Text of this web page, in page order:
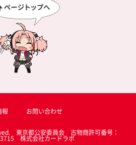
報 お問い合わせ
東京都公安委員会 古物商許可番号：
株式会社カードラボ